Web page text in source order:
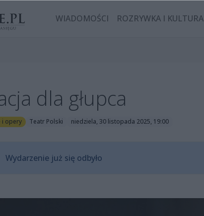
WIADOMOŚCI ROZRYWKA I KULTURA
dla głupca
i opery Teatr Polski niedziela, 30 listopada 2025, 19:00
Wydarzenie już się odbyło